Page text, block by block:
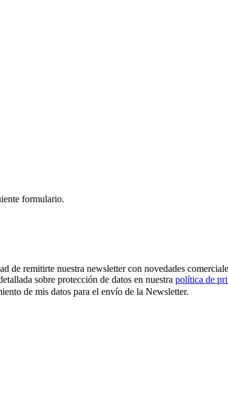
formulario.
remitirte nuestra newsletter con novedades
sobre protección de datos en nuestra política de
de mis datos para el envío de la Newsletter.